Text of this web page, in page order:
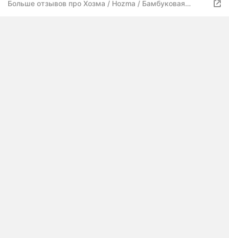
Больше отзывов про Хозма / Hozma / Бамбуковая